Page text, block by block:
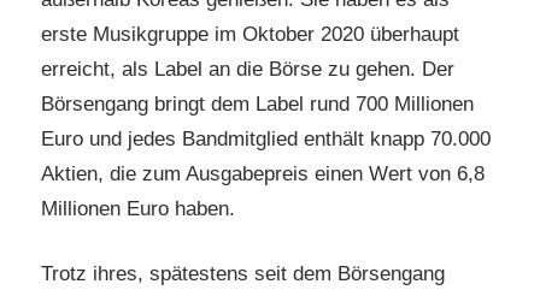
erste Musikgruppe im Oktober 2020 überhaupt
erreicht, als Label an die Börse zu gehen. Der
Börsengang bringt dem Label rund 700 Millionen
Euro und jedes Bandmitglied enthält knapp 70.000
Aktien, die zum Ausgabepreis einen Wert von 6,8
Millionen Euro haben.
Trotz ihres, spätestens seit dem Börsengang